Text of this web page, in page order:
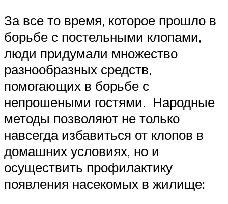
За все то время, которое прошло в
борьбе с постельными клопами,
люди придумали множество
разнообразных средств,
помогающих в борьбе с
непрошеными гостями. Народные
методы позволяют не только
навсегда избавиться от клопов в
домашних условиях, но и
осуществить профилактику
появления насекомых в жилище: